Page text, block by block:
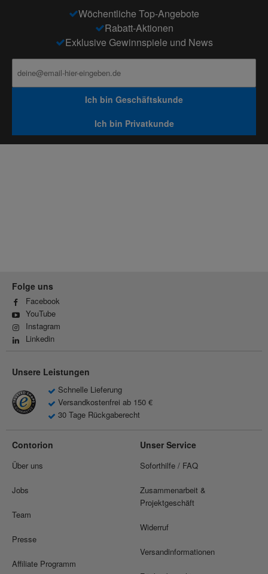
Wöchentliche Top-Angebote
Rabatt-Aktionen
Exklusive Gewinnspiele und News
Ich bin Geschäftskunde
Ich bin Privatkunde
Folge uns
Facebook
YouTube
Instagram
Linkedin
Unsere Leistungen
Schnelle Lieferung
Versandkostenfrei ab 150 €
30 Tage Rückgaberecht
Contorion
Über uns
Jobs
Team
Presse
Affiliate Programm
Unser Service
Soforthilfe / FAQ
Zusammenarbeit &
Projektgeschäft
Widerruf
Versandinformationen